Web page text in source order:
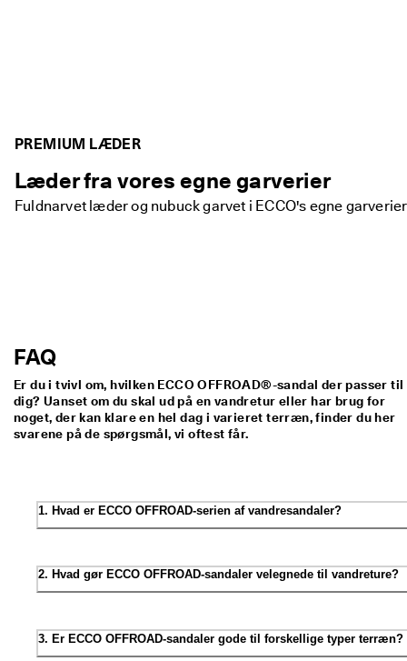
PREMIUM LÆDER
Læder fra vores egne garverier
Fuldnarvet læder og nubuck garvet i ECCO's egne
FAQ
Er du i tvivl om, hvilken ECCO OFFROAD®-sandal der passer til
dig? Uanset om du skal ud på en vandretur eller har brug for
noget, der kan klare en hel dag i varieret terræn, finder du her
svarene på de spørgsmål, vi oftest får.
1. Hvad er ECCO OFFROAD-serien af vandresandaler?
2. Hvad gør ECCO OFFROAD-sandaler velegnede til vandreture?
3. Er ECCO OFFROAD-sandaler gode til forskellige typer terræn?